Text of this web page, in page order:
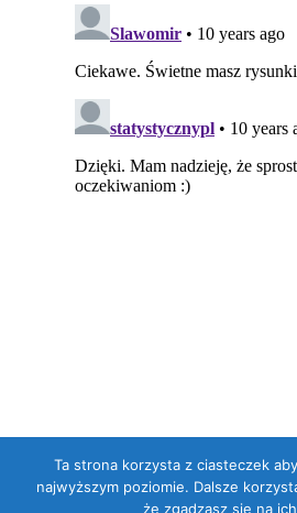
Ta strona korzysta z ciasteczek
najwyższym poziomie. Dalsze
że zgadzasz się na